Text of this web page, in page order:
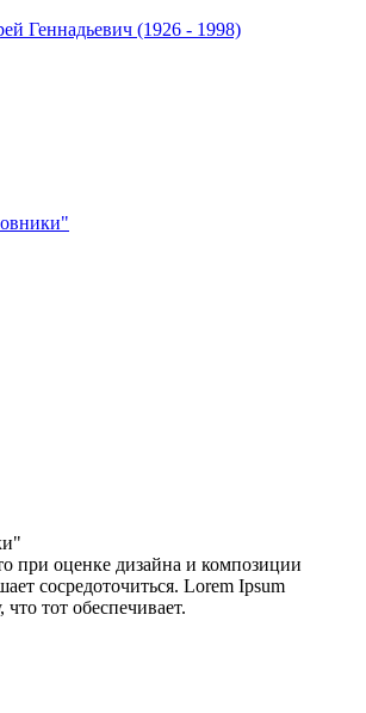
Геннадьевич (1926 - 1998)
при оценке дизайна и композиции
сосредоточиться. Lorem Ipsum
тот обеспечивает.